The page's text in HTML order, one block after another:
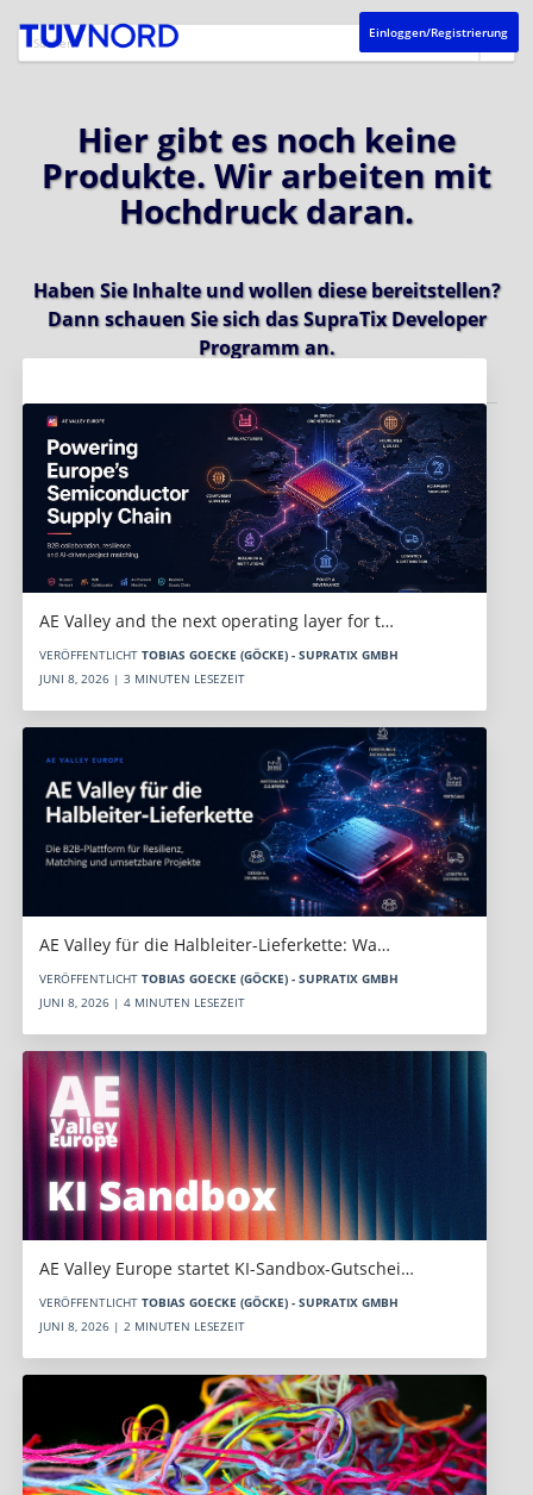
Einloggen/Registrierung
Hier gibt es noch keine
Produkte. Wir arbeiten mit
Hochdruck daran.
Haben Sie Inhalte und wollen diese bereitstellen?
Dann schauen Sie sich dasSupraTix Developer
Programman.
AE Valley and the next operating layer for t…
VERÖFFENTLICHT TOBIAS GOECKE (GÖCKE) - SUPRATIX GMBH
JUNI 8, 2026 | 3 MINUTEN LESEZEIT
AE Valley für die Halbleiter-Lieferkette: Wa…
VERÖFFENTLICHT TOBIAS GOECKE (GÖCKE) - SUPRATIX GMBH
JUNI 8, 2026 | 4 MINUTEN LESEZEIT
AE Valley Europe startet KI-Sandbox-Gutschei…
VERÖFFENTLICHT TOBIAS GOECKE (GÖCKE) - SUPRATIX GMBH
JUNI 8, 2026 | 2 MINUTEN LESEZEIT